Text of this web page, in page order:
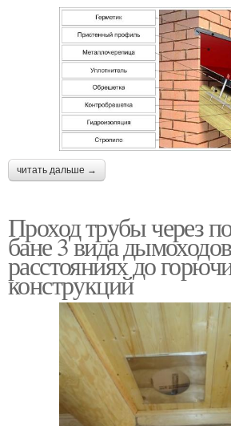
читать дальше →
Проход трубы через
бане 3 вида
расстояниях до
конструкций